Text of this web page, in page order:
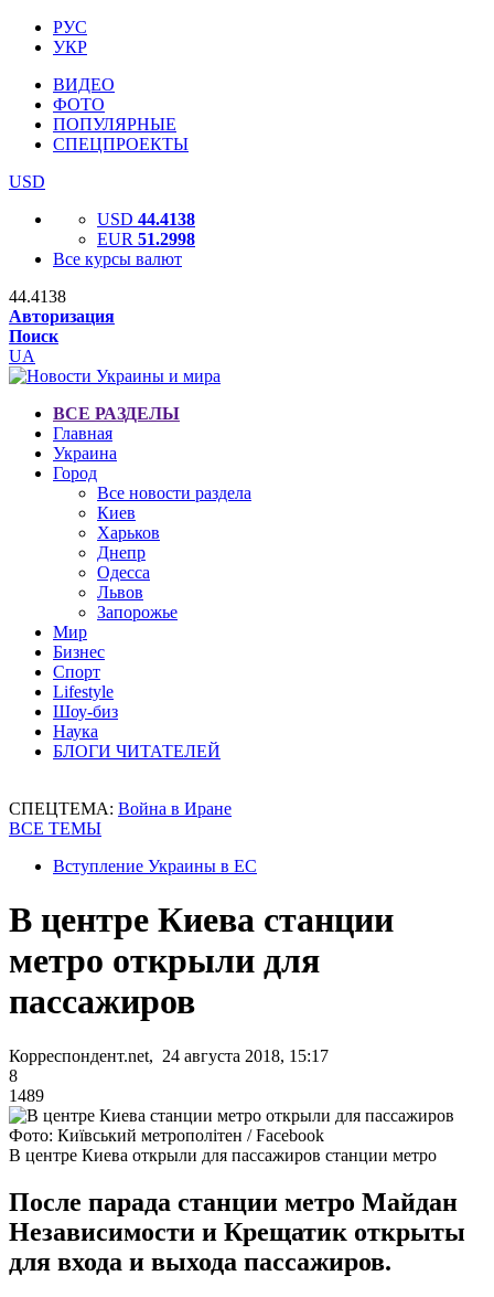
РУС
УКР
ВИДЕО
ФОТО
ПОПУЛЯРНЫЕ
СПЕЦПРОЕКТЫ
USD
USD 44.4138
EUR 51.2998
Все курсы валют
44.4138
Авторизация
Поиск
UA
ВСЕ РАЗДЕЛЫ
Главная
Украина
Город
Все новости раздела
Киев
Харьков
Днепр
Одесса
Львов
Запорожье
Мир
Бизнес
Спорт
Lifestyle
Шоу-биз
Наука
БЛОГИ ЧИТАТЕЛЕЙ
СПЕЦТЕМА: Война в Иране
ВСЕ ТЕМЫ
Вступление Украины в ЕС
В центре Киева станции
метро открыли для
пассажиров
Корреспондент.net, 24 августа 2018, 15:17
8
1489
Фото: Київський метрополітен / Facebook
В центре Киева открыли для пассажиров станции метро
После парада станции метро Майдан
Независимости и Крещатик открыты
для входа и выхода пассажиров.